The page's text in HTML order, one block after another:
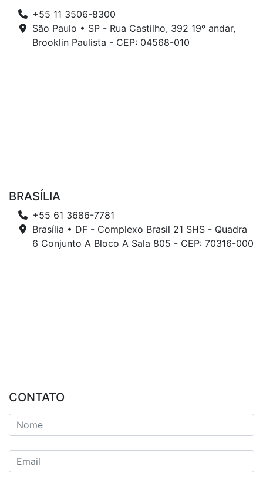
+55 11 3506-8300
São Paulo • SP - Rua Castilho, 392 19º andar,
Brooklin Paulista - CEP: 04568-010
BRASÍLIA
+55 61 3686-7781
Brasília • DF - Complexo Brasil 21 SHS - Quadra
6 Conjunto A Bloco A Sala 805 - CEP: 70316-000
CONTATO